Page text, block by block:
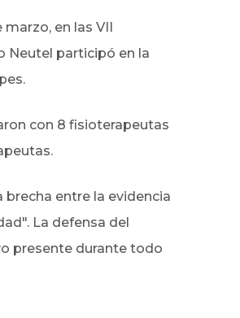
en las VII
Neutel participó en la
con 8 fisioterapeutas
entre la evidencia
La defensa del
presente durante todo